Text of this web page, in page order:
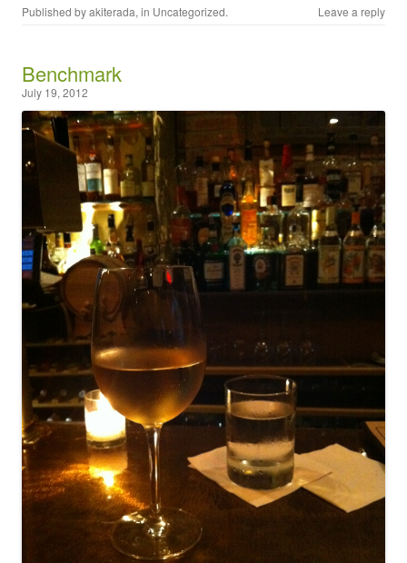
Published byakiterada, in Uncategorized. Leave a reply
Benchmark
July 19, 2012